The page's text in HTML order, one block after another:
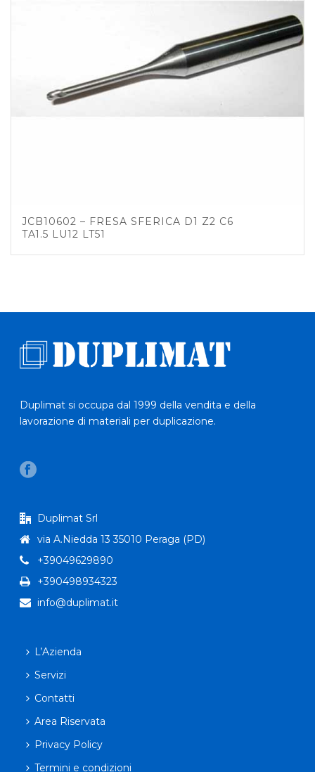
JCB10602 – FRESA SFERICA D1 Z2 C6
TA1.5 LU12 LT51
Duplimat si occupa dal 1999 della vendita e della
lavorazione di materiali per duplicazione.
Duplimat Srl
via A.Niedda 13 35010 Peraga (PD)
+39049629890
+390498934323
info@duplimat.it
L’Azienda
Servizi
Contatti
Area Riservata
Privacy Policy
Termini e condizioni